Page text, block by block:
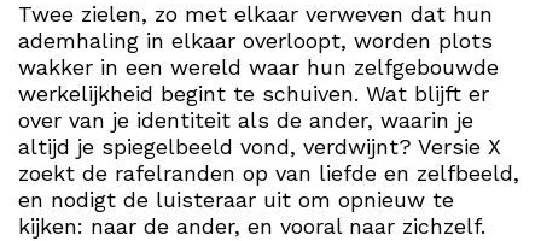
Twee zielen, zo met elkaar verweven dat hun
ademhaling in elkaar overloopt, worden plots
wakker in een wereld waar hun zelfgebouwde
werkelijkheid begint te schuiven. Wat blijft er
over van je identiteit als de ander, waarin je
altijd je spiegelbeeld vond, verdwijnt? Versie X
zoekt de rafelranden op van liefde en zelfbeeld,
en nodigt de luisteraar uit om opnieuw te
kijken: naar de ander, en vooral naar zichzelf.